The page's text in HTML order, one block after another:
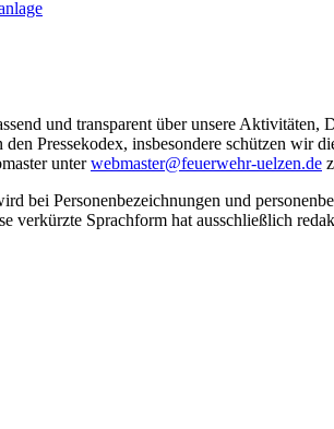
und transparent über unsere
den Pressekodex, insbesondere schützen
unterwebmaster@feuerwehr-uelzen.de
bei Personenbezeichnungen und
verkürzte Sprachform hat ausschließlich